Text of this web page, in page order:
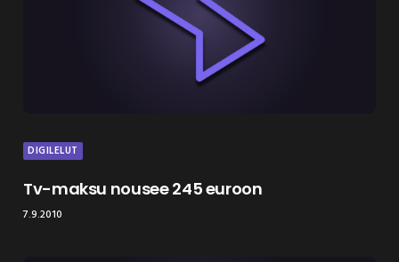
DIGILELUT
Tv-maksu nousee 245 euroon
7.9.2010